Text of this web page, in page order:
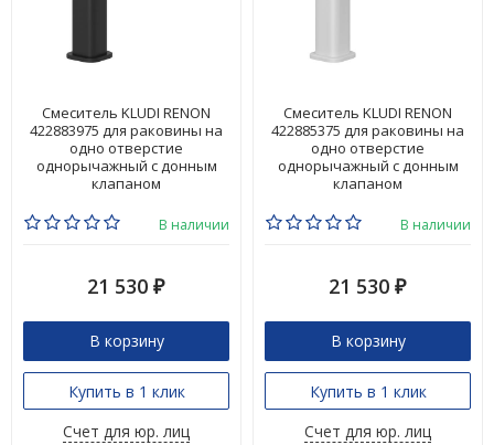
Смеситель KLUDI RENON
422883975 для раковины на
одно отверстие
однорычажный с донным
клапаном
В наличии
21 530 ₽
В корзину
Купить в 1 клик
Счет для юр. лиц
Смеситель KLUDI RENON
422885375 для раковины на
одно отверстие
однорычажный с донным
клапаном
В наличии
21 530 ₽
В корзину
Купить в 1 клик
Счет для юр. лиц